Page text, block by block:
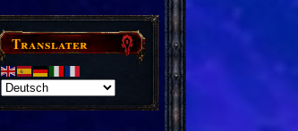
Translater